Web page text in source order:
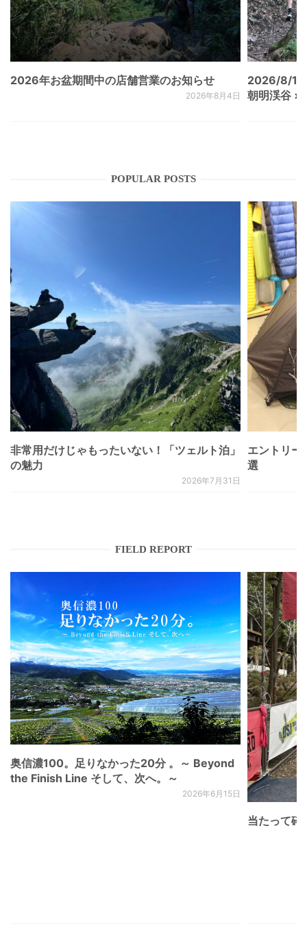
2026年お盆期間中の店舗営業のお知らせ
2026年8月4日
2026/8/
朝明渓谷 ×
POPULAR POSTS
非常用だけじゃもったいない！「ツェルト泊」
の魅力
2026年7月31日
エントリー
選
FIELD REPORT
奥信濃100。足りなかった20分 。～ Beyond
the Finish Line そして、次へ。～
2026年6月15日
当たって砕